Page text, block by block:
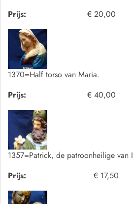
Prijs:
€ 20,00
1370=Half torso van Maria.
Prijs:
€ 40,00
1357=Patrick, de patroonheilige van
Prijs:
€ 17,50